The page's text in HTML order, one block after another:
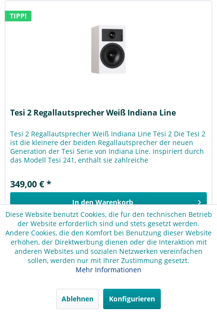
TIPP!
Tesi 2 Regallautsprecher Weiß Indiana Line
Tesi 2 Regallautsprecher Weiß Indiana Line Tesi 2 Die Tesi 2
ist die kleinere der beiden Regallautsprecher der neuen
Generation der Tesi Serie von Indiana Line. Inspiriert durch
das Modell Tesi 241, enthält sie zahlreiche
349,00 € *
In den Warenkorb
Merken
TIPP!
Diese Website benutzt Cookies, die für den technischen Betrieb
der Website erforderlich sind und stets gesetzt werden.
Andere Cookies, die den Komfort bei Benutzung dieser Website
erhöhen, der Direktwerbung dienen oder die Interaktion mit
anderen Websites und sozialen Netzwerken vereinfachen
sollen, werden nur mit Ihrer Zustimmung gesetzt.
Mehr Informationen
Ablehnen Konfigurieren